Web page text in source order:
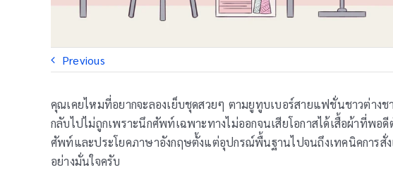
Previous
คุณเคยไหมที่อยากจะลองเย็บชุดสวยๆ ตามยูทูบเบอร์สายแฟชั่นชาวต่างช
กลับไปไม่ถูกเพราะนึกศัพท์เฉพาะทางไม่ออกจนเสียโอกาสได้เสื้อผ้าที่พอ
ศัพท์และประโยคภาษาอังกฤษตั้งแต่อุปกรณ์พื้นฐานไปจนถึงเทคนิคการ
อย่างมั่นใจครับ